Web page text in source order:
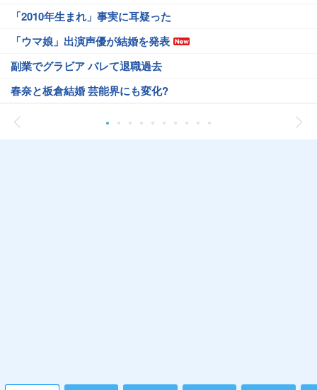
「2010年生まれ」事実に耳疑った
「ウマ娘」出演声優が結婚を発表
副業でグラビア バレて退職過去
春奈と板倉結婚 芸能界にも変化?